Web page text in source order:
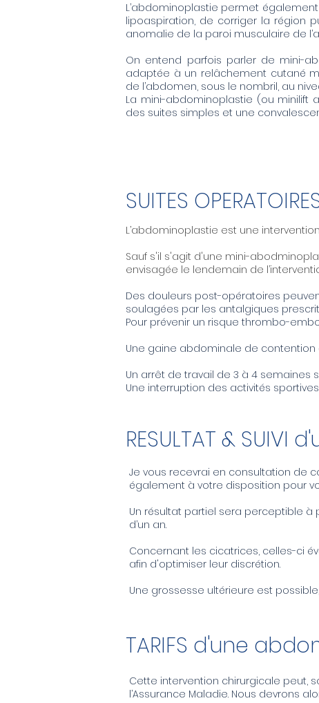
L’abdominoplastie permet
lipoaspiration, de corriger la région
anomalie de la paroi musculaire de
On entend parfois parler de mini-
adaptée à un relâchement cutané
de l’abdomen, sous le nombril, au
La mini-abdominoplastie (ou minilift
des suites simples et une
SUITES
L’abdominoplastie est une
Sauf s'il s'agit d'une mini-
envisagée le lendemain de
Des douleurs post-opératoires
soulagées par les antalgiques
Pour prévenir un risque thrombo-
Une gaine abdominale de contention
Un arrêt de travail de 3 à 4 semaines
Une interruption des activités
RESULTAT &
Je vous recevrai en consultation de
également à votre disposition pour
Un résultat partiel sera perceptible
d’un an.
Concernant les cicatrices, celles-ci
afin d'optimiser leur discrétion.
Une grossesse ultérieure est
TARIFS d'une
Cette intervention chirurgicale peut,
l’Assurance Maladie. Nous devrons